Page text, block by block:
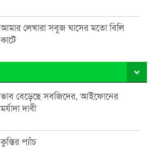
আমার লেখারা সবুজ ঘাসের মতো বিলি
কাটে
ভাব বেড়েছে সবজিদের, আইফোনের
মর্যাদা দাবী
কুস্তির প্যাঁচ